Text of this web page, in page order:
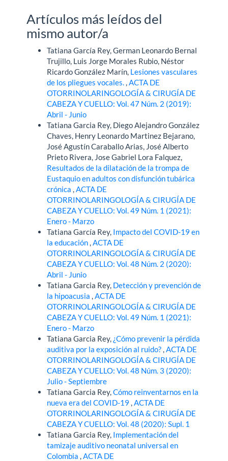
Artículos más leídos del
mismo autor/a
Tatiana García Rey, German Leonardo Bernal
Trujillo, Luis Jorge Morales Rubio, Néstor
Ricardo González Marín, Lesiones vasculares
de los pliegues vocales.,ACTA DE
OTORRINOLARINGOLOGÍA & CIRUGÍA DE
CABEZA Y CUELLO: Vol. 47 Núm. 2 (2019):
Abril - Junio
Tatiana Garcia Rey, Diego Alejandro González
Chaves, Henry Leonardo Martinez Bejarano,
José Agustín Caraballo Arias, José Alberto
Prieto Rivera, Jose Gabriel Lora Falquez,
Resultados de la dilatación de la trompa de
Eustaquio en adultos con disfunción tubárica
crónica,ACTA DE
OTORRINOLARINGOLOGÍA & CIRUGÍA DE
CABEZA Y CUELLO: Vol. 49 Núm. 1 (2021):
Enero - Marzo
Tatiana García Rey, Impacto del COVID-19 en
la educación,ACTA DE
OTORRINOLARINGOLOGÍA & CIRUGÍA DE
CABEZA Y CUELLO: Vol. 48 Núm. 2 (2020):
Abril - Junio
Tatiana Garcia Rey, Detección y prevención de
la hipoacusia,ACTA DE
OTORRINOLARINGOLOGÍA & CIRUGÍA DE
CABEZA Y CUELLO: Vol. 49 Núm. 1 (2021):
Enero - Marzo
Tatiana Garcia Rey, ¿Cómo prevenir la pérdida
auditiva por la exposición al ruido?,ACTA DE
OTORRINOLARINGOLOGÍA & CIRUGÍA DE
CABEZA Y CUELLO: Vol. 48 Núm. 3 (2020):
Julio - Septiembre
Tatiana Garcia Rey,Cómo reinventarnos en la
nueva era del COVID-19,ACTA DE
OTORRINOLARINGOLOGÍA & CIRUGÍA DE
CABEZA Y CUELLO: Vol. 48 (2020): Supl. 1
Tatiana Garcia Rey, Implementación del
tamizaje auditivo neonatal universal en
Colombia,ACTA DE